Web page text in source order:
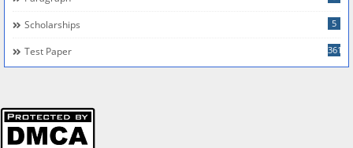
Scholarships 5
Test Paper 361